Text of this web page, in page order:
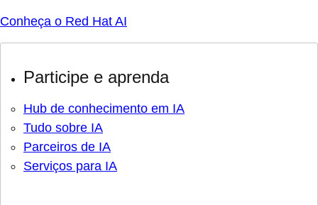
Conheça o Red Hat AI
Participe e aprenda
Hub de conhecimento em IA
Tudo sobre IA
Parceiros de IA
Serviços para IA